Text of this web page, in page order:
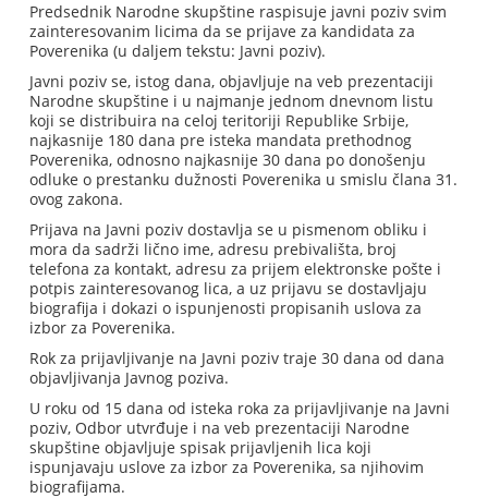
Predsednik Narodne skupštine raspisuje javni poziv svim
zainteresovanim licima da se prijave za kandidata za
Poverenika (u daljem tekstu: Javni poziv).
Javni poziv se, istog dana, objavljuje na veb prezentaciji
Narodne skupštine i u najmanje jednom dnevnom listu
koji se distribuira na celoj teritoriji Republike Srbije,
najkasnije 180 dana pre isteka mandata prethodnog
Poverenika, odnosno najkasnije 30 dana po donošenju
odluke o prestanku dužnosti Poverenika u smislu člana 31.
ovog zakona.
Prijava na Javni poziv dostavlja se u pismenom obliku i
mora da sadrži lično ime, adresu prebivališta, broj
telefona za kontakt, adresu za prijem elektronske pošte i
potpis zainteresovanog lica, a uz prijavu se dostavljaju
biografija i dokazi o ispunjenosti propisanih uslova za
izbor za Poverenika.
Rok za prijavljivanje na Javni poziv traje 30 dana od dana
objavljivanja Javnog poziva.
U roku od 15 dana od isteka roka za prijavljivanje na Javni
poziv, Odbor utvrđuje i na veb prezentaciji Narodne
skupštine objavljuje spisak prijavljenih lica koji
ispunjavaju uslove za izbor za Poverenika, sa njihovim
biografijama.